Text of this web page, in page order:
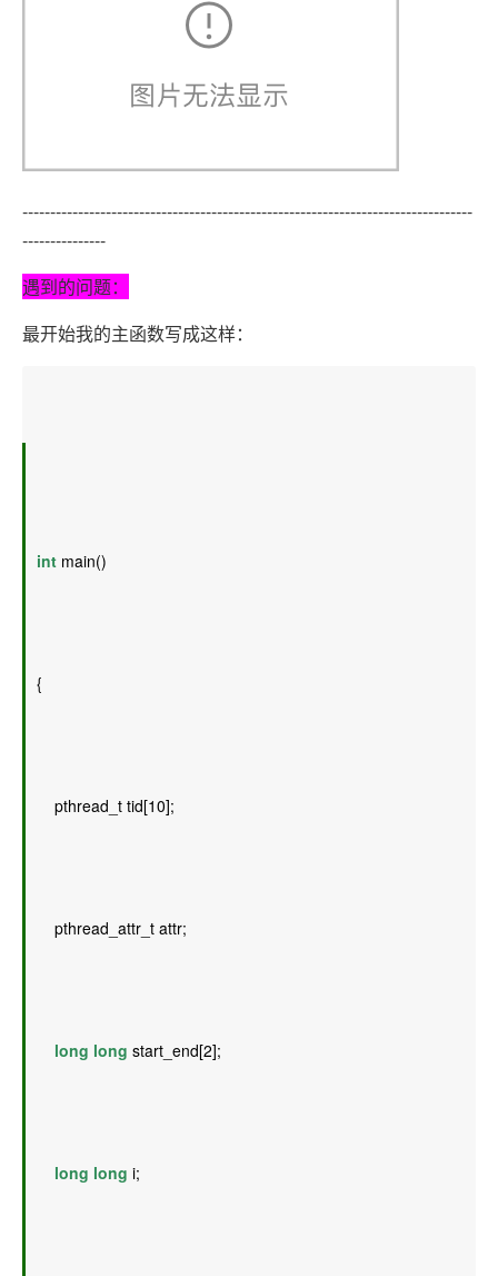
---------------------------------------------------------------------------------
---------------
遇到的问题：
最开始我的主函数写成这样：
int main()
{
pthread_t tid[10];
pthread_attr_t attr;
long long start_end[2];
long long i;